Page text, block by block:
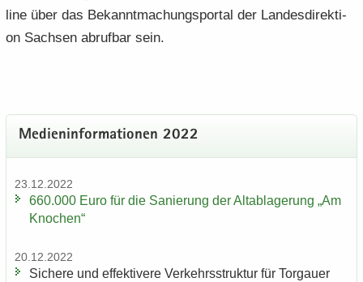
line über das Be­kannt­ma­chungs­por­tal der Lan­des­di­rek­ti­
on Sach­sen ab­ruf­bar sein.
Me­di­en­in­for­ma­tio­nen 2022
23.12.2022
660.000 Euro für die Sa­nie­rung der Alt­ab­la­ge­rung „Am
Kno­chen“
20.12.2022
Si­che­re und ef­fek­ti­ve­re Ver­kehrs­struk­tur für Tor­gau­er